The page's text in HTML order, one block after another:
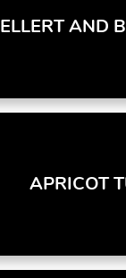
ELLERT AND
APRICOT